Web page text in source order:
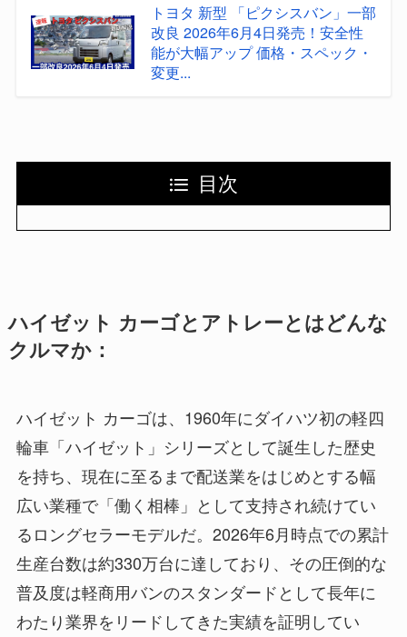
トヨタ 新型 「ピクシスバン」一部
改良 2026年6月4日発売！安全性
能が大幅アップ 価格・スペック・
変更...
目次
ハイゼット カーゴとアトレーとはどんな
クルマか：
ハイゼット カーゴは、1960年にダイハツ初の軽四
輪車「ハイゼット」シリーズとして誕生した歴史
を持ち、現在に至るまで配送業をはじめとする幅
広い業種で「働く相棒」として支持され続けてい
るロングセラーモデルだ。2026年6月時点での累計
生産台数は約330万台に達しており、その圧倒的な
普及度は軽商用バンのスタンダードとして長年に
わたり業界をリードしてきた実績を証明してい